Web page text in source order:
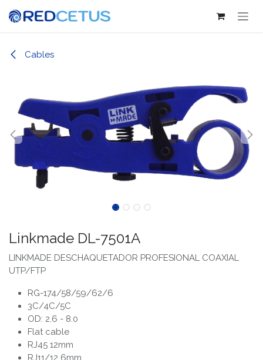
Cables
Linkmade DL-7501A
LINKMADE DESCHAQUETADOR PROFESIONAL COAXIAL
UTP/FTP
RG-174/58/59/62/6
3C/4C/5C
OD: 2.6 - 8.0
Flat cable
RJ45 12mm
RJ11/12 6mm